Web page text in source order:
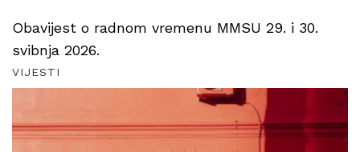
Obavijest o radnom vremenu MMSU 29. i 30.
svibnja 2026.
VIJESTI